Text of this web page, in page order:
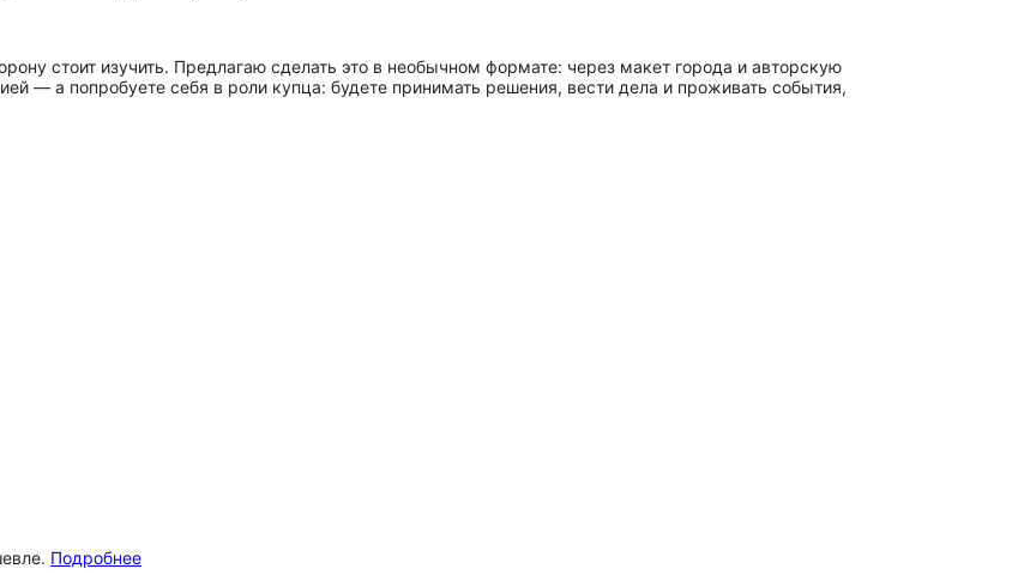
стоит изучить. Предлагаю сделать это в необычном формате: через макет города и авторскую
— а попробуете себя в роли купца: будете принимать решения, вести дела и проживать события,
Подробнее